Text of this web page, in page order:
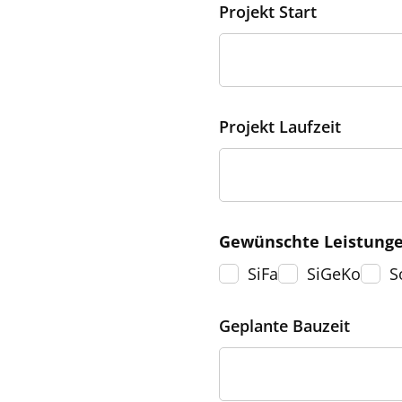
Projekt Start
Projekt Laufzeit
Gewünschte
SiFa
SiGeKo
Geplante Bauzeit